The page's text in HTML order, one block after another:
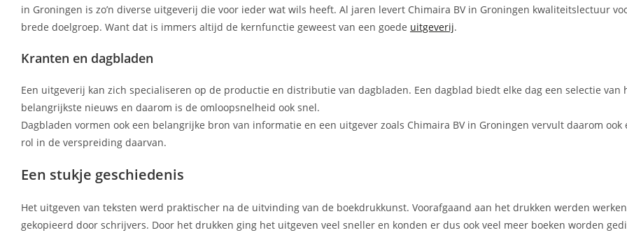
in Groningen is zo’n diverse uitgeverij die voor ieder wat wils heeft. Al jaren levert Chimaira BV in Groningen kwaliteitslectuur
brede doelgroep. Want dat is immers altijd de kernfunctie geweest van een goede uitgeverij.
Kranten en dagbladen
Een uitgeverij kan zich specialiseren op de productie en distributie van dagbladen. Een dagblad biedt elke dag een selectie van
belangrijkste nieuws en daarom is de omloopsnelheid ook snel.
Dagbladen vormen ook een belangrijke bron van informatie en een uitgever zoals Chimaira BV in Groningen vervult daarom ook
rol in de verspreiding daarvan.
Een stukje geschiedenis
Het uitgeven van teksten werd praktischer na de uitvinding van de boekdrukkunst. Voorafgaand aan het drukken werden
gekopieerd door schrijvers. Door het drukken ging het uitgeven veel sneller en konden er dus ook veel meer boeken worden